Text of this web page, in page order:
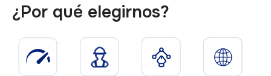
¿Por qué elegirnos?